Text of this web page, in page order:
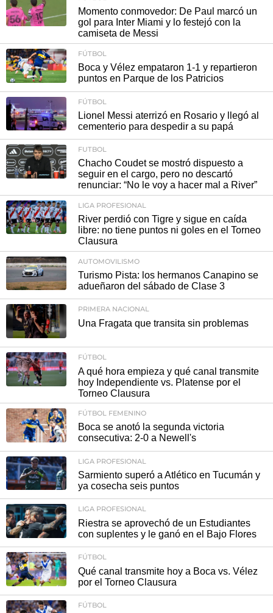
Momento conmovedor: De Paul marcó un
gol para Inter Miami y lo festejó con la
camiseta de Messi
FÚTBOL
Boca y Vélez empataron 1-1 y repartieron
puntos en Parque de los Patricios
FÚTBOL
Lionel Messi aterrizó en Rosario y llegó al
cementerio para despedir a su papá
FUTBOL
Chacho Coudet se mostró dispuesto a
seguir en el cargo, pero no descartó
renunciar: “No le voy a hacer mal a River”
LIGA PROFESIONAL
River perdió con Tigre y sigue en caída
libre: no tiene puntos ni goles en el Torneo
Clausura
AUTOMOVILISMO
Turismo Pista: los hermanos Canapino se
adueñaron del sábado de Clase 3
PRIMERA NACIONAL
Una Fragata que transita sin problemas
FÚTBOL
A qué hora empieza y qué canal transmite
hoy Independiente vs. Platense por el
Torneo Clausura
FÚTBOL FEMENINO
Boca se anotó la segunda victoria
consecutiva: 2-0 a Newell's
LIGA PROFESIONAL
Sarmiento superó a Atlético en Tucumán y
ya cosecha seis puntos
LIGA PROFESIONAL
Riestra se aprovechó de un Estudiantes
con suplentes y le ganó en el Bajo Flores
FÚTBOL
Qué canal transmite hoy a Boca vs. Vélez
por el Torneo Clausura
FÚTBOL